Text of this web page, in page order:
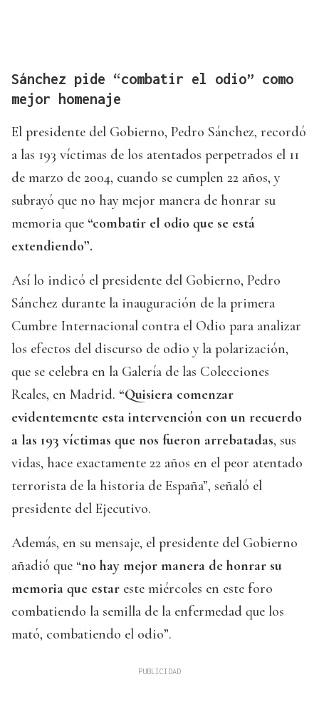
Sánchez pide “combatir el odio” como
mejor homenaje
El presidente del Gobierno, Pedro Sánchez, recordó
a las 193 víctimas de los atentados perpetrados el 11
de marzo de 2004, cuando se cumplen 22 años, y
subrayó que no hay mejor manera de honrar su
memoria que “combatir el odio que se está
extendiendo”.
Así lo indicó el presidente del Gobierno, Pedro
Sánchez durante la inauguración de la primera
Cumbre Internacional contra el Odio para analizar
los efectos del discurso de odio y la polarización,
que se celebra en la Galería de las Colecciones
Reales, en Madrid. “Quisiera comenzar
evidentemente esta intervención con un recuerdo
a las 193 víctimas que nos fueron arrebatadas, sus
vidas, hace exactamente 22 años en el peor atentado
terrorista de la historia de España”, señaló el
presidente del Ejecutivo.
Además, en su mensaje, el presidente del Gobierno
añadió que “no hay mejor manera de honrar su
memoria que estar este miércoles en este foro
combatiendo la semilla de la enfermedad que los
mató, combatiendo el odio”.